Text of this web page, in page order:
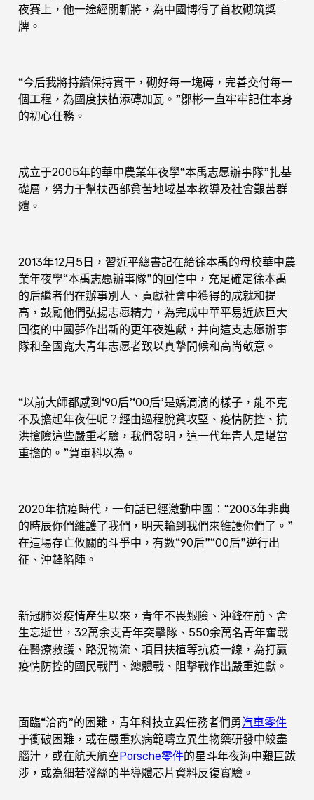
夜賽上，他一途經關斬將，為中國博得了首枚砌筑獎
牌。
“今后我將持續保持實干，砌好每一塊磚，完善交付每一
個工程，為國度扶植添磚加瓦。”鄒彬一直牢牢記住本身
的初心任務。
成立于2005年的華中農業年夜學“本禹志愿辦事隊”扎基
礎層，努力于幫扶西部貧苦地域基本教導及社會艱苦群
體。
2013年12月5日，習近平總書記在給徐本禹的母校華中農
業年夜學“本禹志愿辦事隊”的回信中，充足確定徐本禹
的后繼者們在辦事別人、貢獻社會中獲得的成就和提
高，鼓勵他們弘揚志愿精力，為完成中華平易近族巨大
回復的中國夢作出新的更年夜進獻，并向這支志愿辦事
隊和全國寬大青年志愿者致以真摯問候和高尚敬意。
“以前大師都感到‘90后’‘00后’是嬌滴滴的樣子，能不克
不及擔起年夜任呢？經由過程脫貧攻堅、疫情防控、抗
洪搶險這些嚴重考驗，我們發明，這一代年青人是堪當
重擔的。”賀軍科以為。
2020年抗疫時代，一句話已經激動中國：“2003年非典
的時辰你們維護了我們，明天輪到我們來維護你們了。”
在這場存亡攸關的斗爭中，有數“90后”“00后”逆行出
征、沖鋒陷陣。
新冠肺炎疫情產生以來，青年不畏艱險、沖鋒在前、舍
生忘逝世，32萬余支青年突擊隊、550余萬名青年奮戰
在醫療救護、路況物流、項目扶植等抗疫一線，為打贏
疫情防控的國民戰鬥、總體戰、阻擊戰作出嚴重進獻。
面臨“洽商”的困難，青年科技立異任務者們勇汽車零件
于衝破困難，或在嚴重疾病範疇立異生物藥研發中絞盡
腦汁，或在航天航空Porsche零件的星斗年夜海中艱巨跋
涉，或為細若發絲的半導體芯片資料反復實驗。